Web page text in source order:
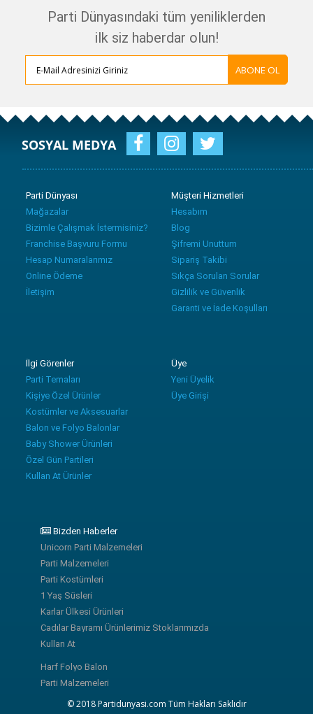
Parti Dünyasındaki tüm yeniliklerden
ilk siz haberdar olun!
ABONE OL
SOSYAL MEDYA
Parti Dünyası
Mağazalar
Bizimle Çalışmak İstermisiniz?
Franchise Başvuru Formu
Hesap Numaralarımız
Online Ödeme
İletişim
Müşteri Hizmetleri
Hesabım
Blog
Şifremi Unuttum
Sipariş Takibi
Sıkça Sorulan Sorular
Gizlilik ve Güvenlik
Garanti ve İade Koşulları
İlgi Görenler
Parti Temaları
Kişiye Özel Ürünler
Kostümler ve Aksesuarlar
Balon ve Folyo Balonlar
Baby Shower Ürünleri
Özel Gün Partileri
Kullan At Ürünler
Üye
Yeni Üyelik
Üye Girişi
Bizden Haberler
Unicorn Parti Malzemeleri
Parti Malzemeleri
Parti Kostümleri
1 Yaş Süsleri
Karlar Ülkesi Ürünleri
Cadılar Bayramı Ürünlerimiz Stoklarımızda
Kullan At
Harf Folyo Balon
Parti Malzemeleri
© 2018 Partidunyasi.com Tüm Hakları Saklıdır